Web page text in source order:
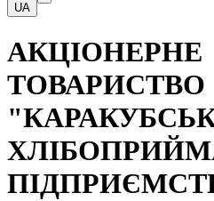
UA
АКЦІОНЕРНЕ
ТОВАРИСТВО